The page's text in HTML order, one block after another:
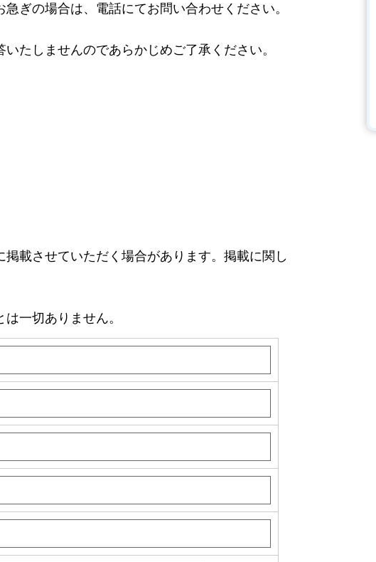
ぎの場合は、電話にてお問い合わせください。
たしませんのであらかじめご了承ください。
載させていただく場合があります。掲載に関し
一切ありません。